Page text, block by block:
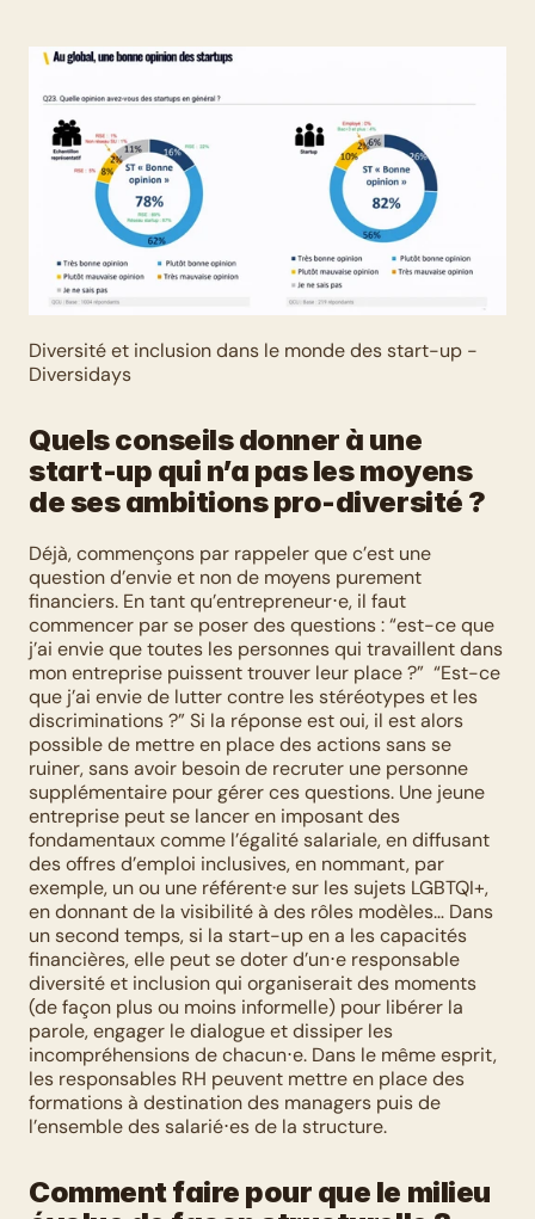
Diversité et inclusion dans le monde des start-up -
Diversidays
Quels conseils donner à une
start-up qui n’a pas les moyens
de ses ambitions pro-diversité ?
Déjà, commençons par rappeler que c’est une
question d’envie et non de moyens purement
financiers. En tant qu’entrepreneur⋅e, il faut
commencer par se poser des questions : “est-ce que
j’ai envie que toutes les personnes qui travaillent dans
mon entreprise puissent trouver leur place ?”  “Est-ce
que j’ai envie de lutter contre les stéréotypes et les
discriminations ?” Si la réponse est oui, il est alors
possible de mettre en place des actions sans se
ruiner, sans avoir besoin de recruter une personne
supplémentaire pour gérer ces questions. Une jeune
entreprise peut se lancer en imposant des
fondamentaux comme l’égalité salariale, en diffusant
des offres d’emploi inclusives, en nommant, par
exemple, un ou une référent·e sur les sujets LGBTQI+,
en donnant de la visibilité à des rôles modèles… Dans
un second temps, si la start-up en a les capacités
financières, elle peut se doter d’un⋅e responsable
diversité et inclusion qui organiserait des moments
(de façon plus ou moins informelle) pour libérer la
parole, engager le dialogue et dissiper les
incompréhensions de chacun⋅e. Dans le même esprit,
les responsables RH peuvent mettre en place des
formations à destination des managers puis de
l’ensemble des salarié⋅es de la structure.
Comment faire pour que le milieu